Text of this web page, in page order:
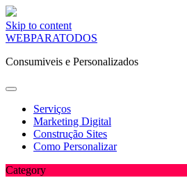
Skip to content
WEBPARATODOS
Consumiveis e Personalizados
Serviços
Marketing Digital
Construção Sites
Como Personalizar
Category